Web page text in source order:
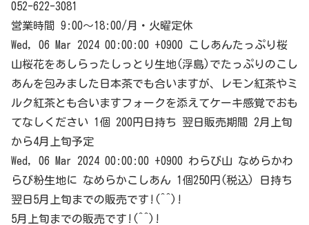
052-622-3081
営業時間 9:00～18:00/月・火曜定休
Wed, 06 Mar 2024 00:00:00 +0900 こしあんたっぷり桜
山桜花をあしらったしっとり生地(浮島)でたっぷりのこし
あんを包みました日本茶でも合いますが、レモン紅茶やミ
ルク紅茶とも合いますフォークを添えてケーキ感覚でおも
てなしください 1個 200円日持ち 翌日販売期間 2月上旬
から4月上旬予定
Wed, 06 Mar 2024 00:00:00 +0900 わらび山 なめらかわ
らび粉生地に なめらかこしあん 1個250円(税込) 日持ち
翌日5月上旬までの販売です!(^^)!
5月上旬までの販売です!(^^)!